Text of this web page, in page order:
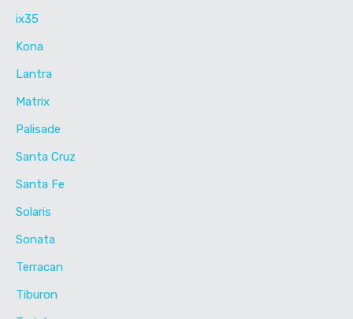
ix35
Kona
Lantra
Matrix
Palisade
Santa Cruz
Santa Fe
Solaris
Sonata
Terracan
Tiburon